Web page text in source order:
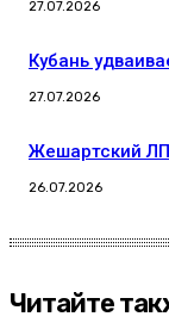
27.07.2026
Кубань
27.07.2026
Жешартский
26.07.2026
Читайте